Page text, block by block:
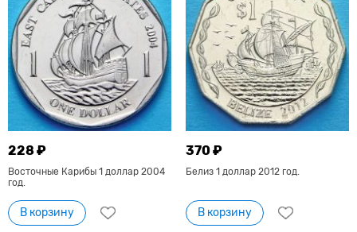
228 ₽
Восточные Карибы 1 доллар 2004
год.
В корзину
370 ₽
Белиз 1 доллар 2012 год.
В корзину